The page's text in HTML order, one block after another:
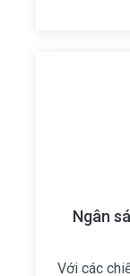
Ngân
Với các